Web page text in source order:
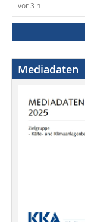
vor 3 h
Mediadaten